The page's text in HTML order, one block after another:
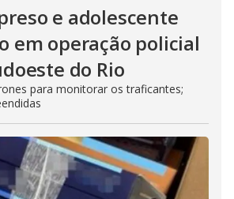
e adolescente
em operação policial
do Rio
para monitorar os traficantes;